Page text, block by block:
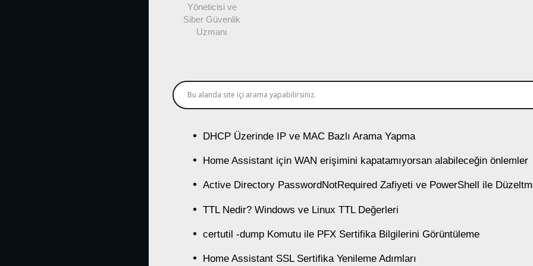
Yöneticisi ve
Siber Güvenlik
Uzmanı
DHCP Üzerinde IP ve MAC Bazlı Arama Yapma
Home Assistant için WAN erişimini kapatamıyorsan alabileceğin önlemler
Active Directory PasswordNotRequired Zafiyeti ve PowerShell ile
TTL Nedir? Windows ve Linux TTL Değerleri
certutil -dump Komutu ile PFX Sertifika Bilgilerini Görüntüleme
Home Assistant SSL Sertifika Yenileme Adımları